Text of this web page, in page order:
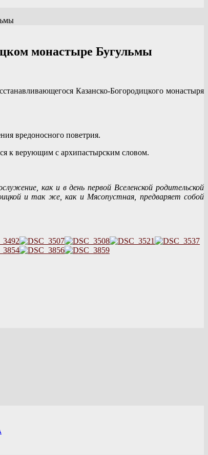
монастыре Бугульмы
Казанско-Богородицкого монастыря
вредоносного поветрия.
к верующим с архипастырским словом.
как и в день первой Вселенской родительской
и так же, как и Мясопустная, предваряет собой